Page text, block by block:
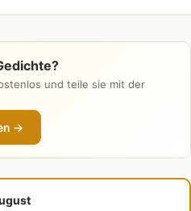
und teile sie mit der
→